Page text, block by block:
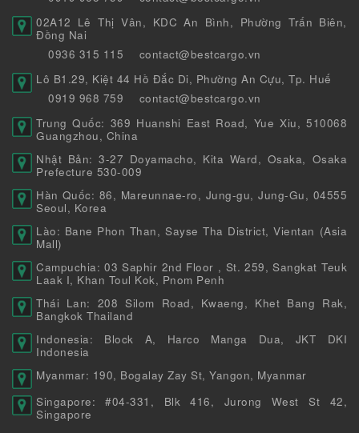
02A12 Lê Thị Vân, KDC An Bình, Phường Trấn Biên,
Đồng Nai
0936 315 115
contact@bestcargo.vn
Lô B1.29, Kiệt 44 Hồ Đắc Di, Phường An Cựu, Tp. Huế
0919 968 759
contact@bestcargo.vn
Trung Quốc: 369 Huanshi East Road, Yue Xiu, 510068
Guangzhou, China
Nhật Bản: 3-27 Doyamacho, Kita Ward, Osaka, Osaka
Prefecture 530-009
Hàn Quốc: 86, Mareunnae-ro, Jung-gu, Jung-Gu, 04555
Seoul, Korea
Lào: Bane Phon Than, Sayse Tha District, Vientan (Asia
Mall)
Campuchia: 03 Saphir 2nd Floor , St. 259, Sangkat Teuk
Laak I, Khan Toul Kok, Pnom Penh
Thái Lan: 208 Silom Road, Kwaeng, Khet Bang Rak,
Bangkok Thailand
Indonesia: Block A, Harco Manga Dua, JKT DKI
Indonesia
Myanmar: 190, Bogalay Zay St, Yangon, Myanmar
Singapore: #04-331, Blk 416, Jurong West St 42,
Singapore